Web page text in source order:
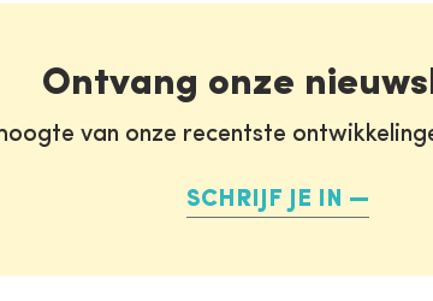
Ontvang onze
van onze recentste
SCHRIJF JE IN